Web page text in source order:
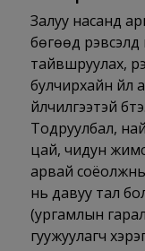
Залуу насанд
бөгөөд
тайвшруулах,
булчирхайн үйл
үйлчилгээтэй
Тодруулбал,
цай, чидун
арвай
нь давуу тал
(ургамлын
гуужуулагч